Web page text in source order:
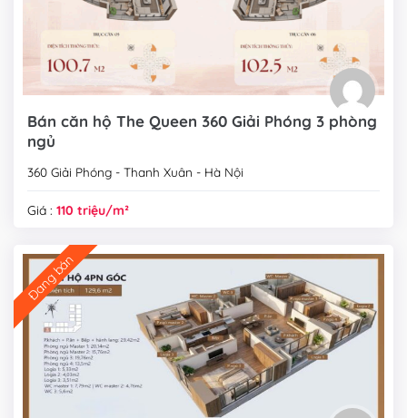
Bán căn hộ The Queen 360 Giải Phóng 3 phòng
ngủ
360 Giải Phóng - Thanh Xuân - Hà Nội
Giá : 110 triệu/m²
Đang bán